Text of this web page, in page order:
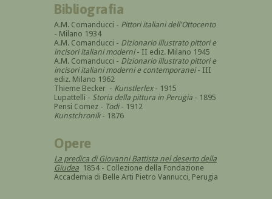
Bibliografia
A.M. Comanducci - Pittori italiani dell'Ottocento
- Milano 1934
A.M. Comanducci - Dizionario illustrato pittori e
incisori italiani moderni- II ediz. Milano 1945
A.M. Comanducci - Dizionario illustrato pittori e
incisori italiani moderni e contemporanei- III
ediz. Milano 1962
Thieme Becker - Kunstlerlex- 1915
Lupattelli - Storia della pittura in Perugia - 1895
Pensi Comez - Todi- 1912
Kunstchronik- 1876
Opere
La predica di Giovanni Battista nel deserto della
Giudea 1854 - Collezione della Fondazione
Accademia di Belle Arti Pietro Vannucci, Perugia